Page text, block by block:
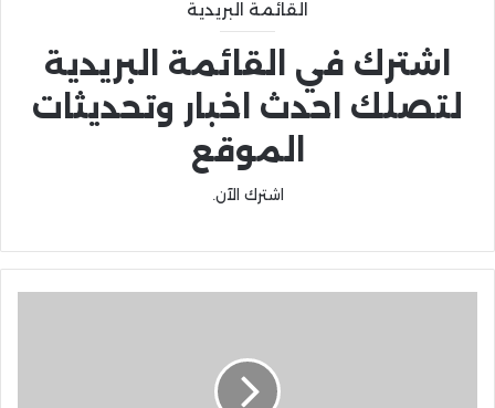
القائمة البريدية
اشترك في القائمة البريدية
لتصلك احدث اخبار وتحديثات
الموقع
اشترك الآن.